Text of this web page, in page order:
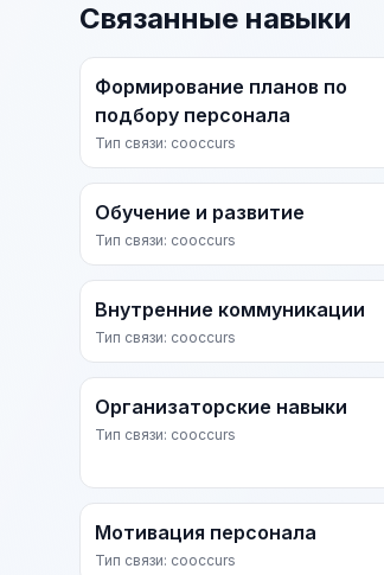
Связанные навыки
Формирование планов по
подбору персонала
Тип связи: cooccurs
Обучение и развитие
Тип связи: cooccurs
Внутренние коммуникации
Тип связи: cooccurs
Организаторские навыки
Тип связи: cooccurs
Мотивация персонала
Тип связи: cooccurs